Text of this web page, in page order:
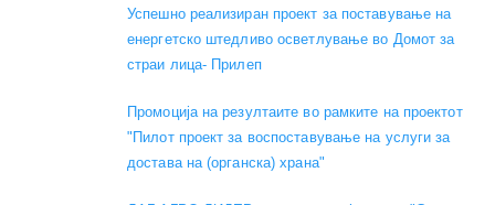
Успешно реализиран проект за поставување на
енергетско штедливо осветлување во Домот за
страи лица- Прилеп
Промоција на резултаите во рамките на проектот
"Пилот проект за воспоставување на услуги за
достава на (органска) храна"